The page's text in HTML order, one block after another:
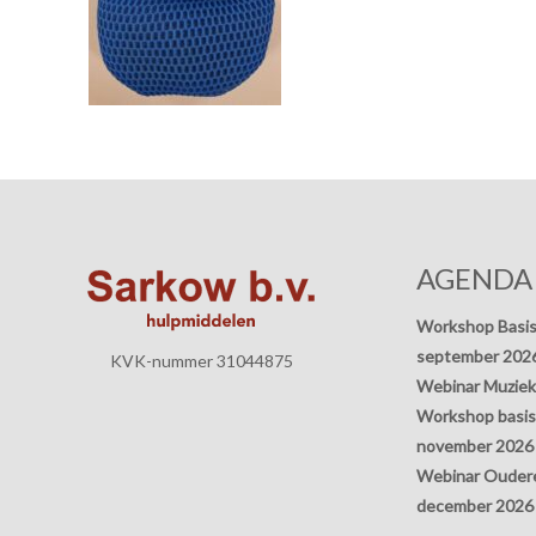
KVK-nummer 31044875
AGENDA
Workshop
september
Webinar
Workshop
november 2026
Webinar
december 2026